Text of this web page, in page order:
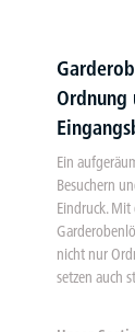
Ordnung
​Ein
Besuchern
Eindruck.
nicht nur
setzen auch